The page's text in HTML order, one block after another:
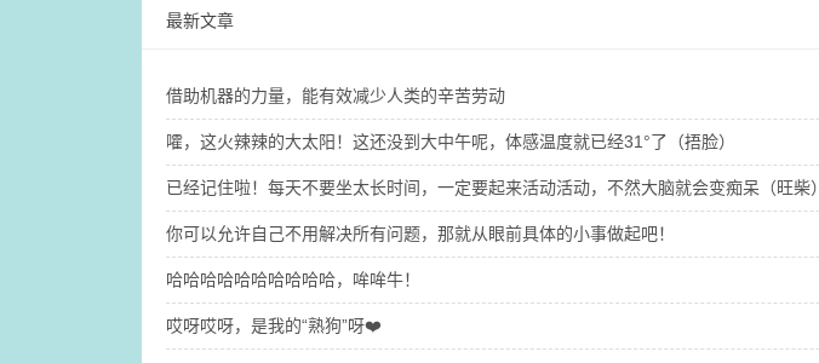
最新文章
借助机器的力量，能有效减少人类的辛苦劳动
嚯，这火辣辣的大太阳！这还没到大中午呢，体感温度就已经31°了（捂脸） ​
已经记住啦！每天不要坐太长时间，一定要起来活动活动，不然大脑就会变痴呆（旺柴）
你可以允许自己不用解决所有问题，那就​从眼前具体的小事做起吧！
哈哈哈哈哈哈哈哈哈哈，哞哞牛！
哎呀哎呀，是我的“熟狗”呀❤️